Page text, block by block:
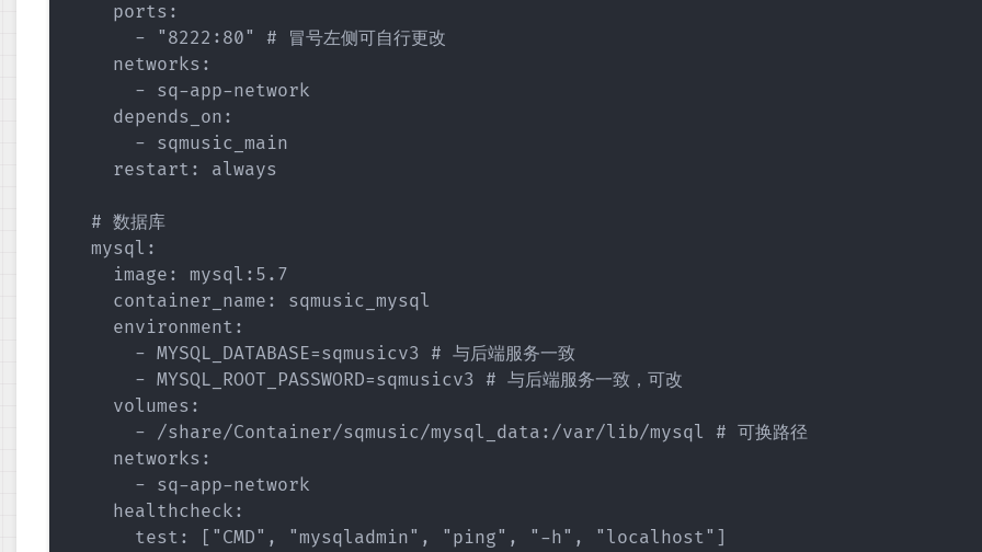
    ports:
      - "8222:80" # 冒号左侧可自行更改
    networks:
      - sq-app-network
    depends_on:
      - sqmusic_main
    restart: always
  # 数据库
  mysql:
    image: mysql:5.7
    container_name: sqmusic_mysql
    environment:
      - MYSQL_DATABASE=sqmusicv3 # 与后端服务一致
      - MYSQL_ROOT_PASSWORD=sqmusicv3 # 与后端服务一致，可改
    volumes:
      - /share/Container/sqmusic/mysql_data:/var/lib/mysql # 可换路径
    networks:
      - sq-app-network
    healthcheck:
      test: ["CMD", "mysqladmin", "ping", "-h", "localhost"]